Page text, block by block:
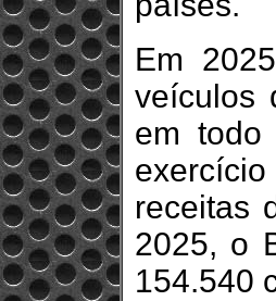
Em
veículos
em
receitas
2025, o
154.540